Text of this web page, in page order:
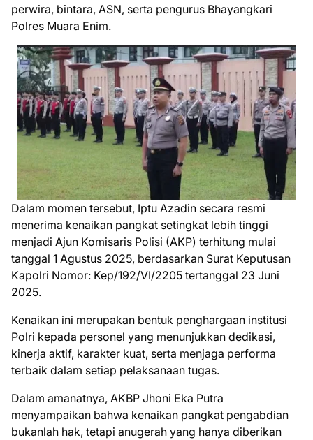
perwira, bintara, ASN, serta pengurus Bhayangkari
Polres Muara Enim.
Dalam momen tersebut, Iptu Azadin secara resmi
menerima kenaikan pangkat setingkat lebih tinggi
menjadi Ajun Komisaris Polisi (AKP) terhitung mulai
tanggal 1 Agustus 2025, berdasarkan Surat Keputusan
Kapolri Nomor: Kep/192/VI/2205 tertanggal 23 Juni
2025.
Kenaikan ini merupakan bentuk penghargaan institusi
Polri kepada personel yang menunjukkan dedikasi,
kinerja aktif, karakter kuat, serta menjaga performa
terbaik dalam setiap pelaksanaan tugas.
Dalam amanatnya, AKBP Jhoni Eka Putra
menyampaikan bahwa kenaikan pangkat pengabdian
bukanlah hak, tetapi anugerah yang hanya diberikan